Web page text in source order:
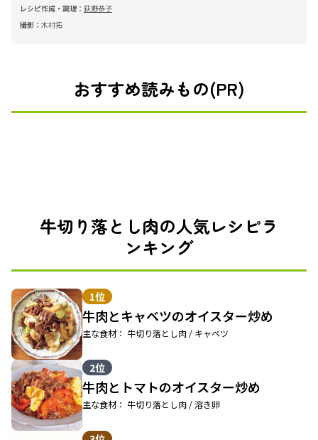
レシピ作成・調理： 荻野恭子
撮影： 木村拓
おすすめ読みもの(PR)
牛切り落とし肉の人気レシピラ
ンキング
1位
牛肉とキャベツのオイスター炒め
主な食材： 牛切り落とし肉 / キャベツ
2位
牛肉とトマトのオイスター炒め
主な食材： 牛切り落とし肉 / 溶き卵